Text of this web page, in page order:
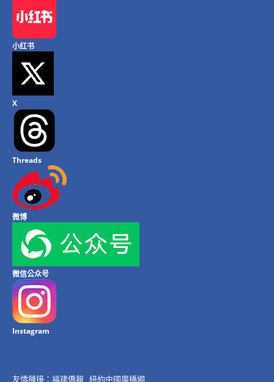
小红书
X
Threads
微博
微信公众号
Instagram
友情鏈接： 福建僑報 紐約中國廣播網